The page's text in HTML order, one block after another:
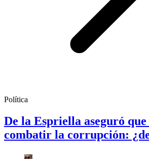
Política
De la Espriella aseguró
combatir la corrupción: